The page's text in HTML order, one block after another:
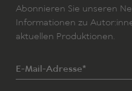
Abonnieren Sie unseren
Informationen zu
aktuellen Produktionen.
E-Mail-Adresse*